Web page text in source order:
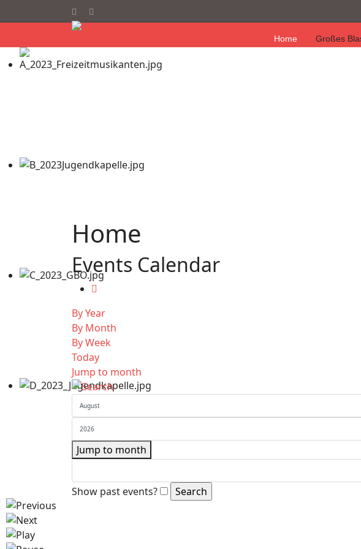
Home Großes
Home
Events Calendar
By Year
By Month
By Week
Today
Jump to month
Jump to month
Show past events?